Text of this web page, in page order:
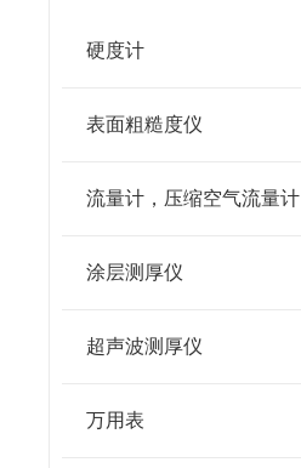
硬度计
表面粗糙度仪
流量计，压缩空气流量计
涂层测厚仪
超声波测厚仪
万用表